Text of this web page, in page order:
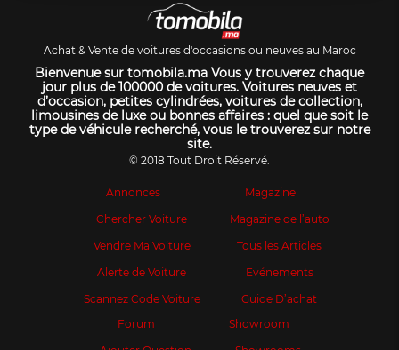
Achat & Vente de voitures d'occasions ou neuves au Maroc
Bienvenue sur tomobila.ma Vous y trouverez chaque
jour plus de 100000 de voitures. Voitures neuves et
d’occasion, petites cylindrées, voitures de collection,
limousines de luxe ou bonnes affaires : quel que soit le
type de véhicule recherché, vous le trouverez sur notre
site.
© 2018 Tout Droit Réservé.
Annonces
Chercher Voiture
Vendre Ma Voiture
Alerte de Voiture
Scannez Code Voiture
Magazine
Magazine de l’auto
Tous les Articles
Evénements
Guide D’achat
Forum
Showroom